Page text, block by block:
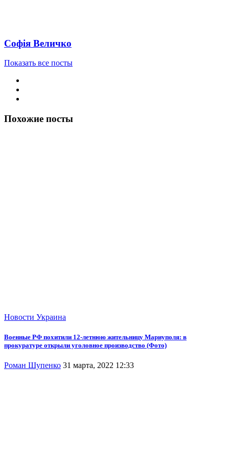
Софія Величко
Показать все посты
Похожие посты
Новости Украина
Военные РФ похитили 12-летнюю жительницу Мариуполя: в
прокуратуре открыли уголовное производство (Фото)
Роман Шупенко 31 марта, 2022 12:33